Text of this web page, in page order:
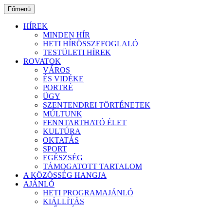
Ugrás
a
tartalomhoz
Főmenü
HÍREK
MINDEN HÍR
HETI HÍRÖSSZEFOGLALÓ
TESTÜLETI HÍREK
ROVATOK
VÁROS
ÉS VIDÉKE
PORTRÉ
ÜGY
SZENTENDREI TÖRTÉNETEK
MÚLTUNK
FENNTARTHATÓ ÉLET
KULTÚRA
OKTATÁS
SPORT
EGÉSZSÉG
TÁMOGATOTT TARTALOM
A KÖZÖSSÉG HANGJA
AJÁNLÓ
HETI PROGRAMAJÁNLÓ
KIÁLLÍTÁS